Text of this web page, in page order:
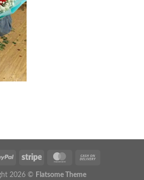
2026 © Flatsome Theme